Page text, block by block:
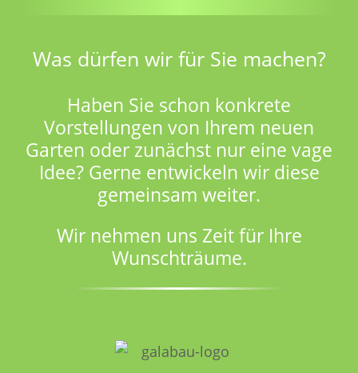
Was dürfen wir für Sie machen?
Haben Sie schon konkrete
Vorstellungen von Ihrem neuen
Garten oder zunächst nur eine vage
Idee? Gerne entwickeln wir diese
gemeinsam weiter.
Wir nehmen uns Zeit für Ihre
Wunschträume.